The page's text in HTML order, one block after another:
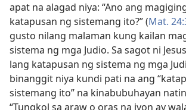
apat na alagad niya: “Ano ang
katapusan ng sistemang ito?” (Mat.
gusto nilang malaman kung kailan
sistema ng mga Judio. Sa sagot ni
lang katapusan ng sistema ng mga
binanggit niya kundi pati na ang
sistemang ito” na kinabubuhayan
“Tungkol sa araw o oras na iyon ay